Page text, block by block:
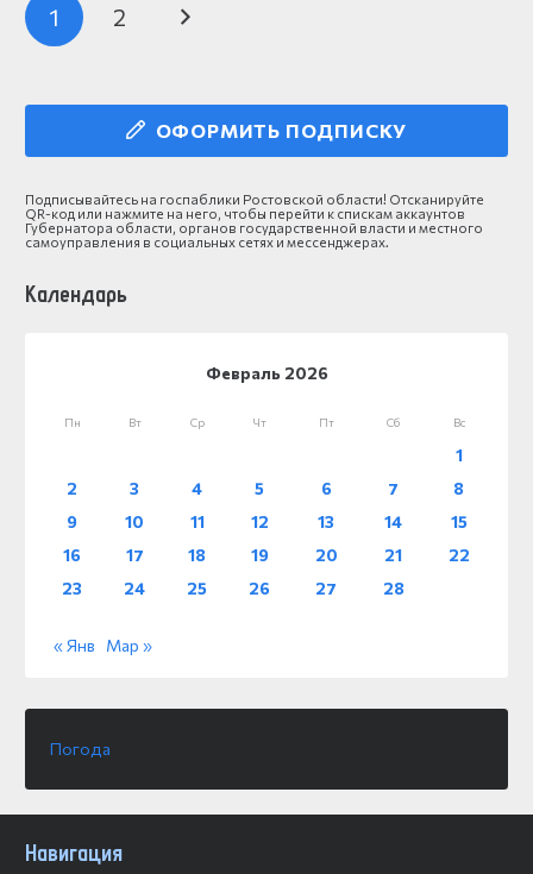
1 2
ОФОРМИТЬ ПОДПИСКУ
Подписывайтесь на госпаблики Ростовской области! Отсканируйте
QR-код или нажмите на него, чтобы перейти к спискам аккаунтов
Губернатора области, органов государственной власти и местного
самоуправления в социальных сетях и мессенджерах.
Календарь
Февраль 2026
Пн Вт Ср Чт Пт Сб Вс
1
2
3 4 5 6 7
8
9
10 11 12 13 14
15
16
17 18 19 20 21
22
23
24 25 26 27 28
« Янв Мар »
Погода
Навигация